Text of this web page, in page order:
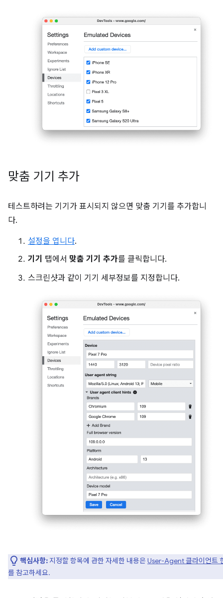
맞춤 기기 추가
테스트하려는 기기가 표시되지 않으면 맞춤 기기를 추가합니
다.
설정을 엽니다.
기기 탭에서 맞춤 기기 추가를 클릭합니다.
스크린샷과 같이 기기 세부정보를 지정합니다.
핵심사항: 지정할 항목에 관한 자세한 내용은 User-Agent 클라이언트
를 참고하세요.